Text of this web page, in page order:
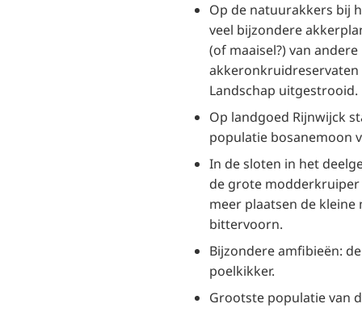
Op de natuurakkers bij
veel bijzondere
(of maaisel?) van andere
Landschap uitgestrooid.
Op landgoed Rijnwijck
populatie bosanemoon
In de sloten in het
de grote modderkruiper
meer plaatsen de
bittervoorn.
Bijzondere amfibieën:
poelkikker.
Grootste populatie van